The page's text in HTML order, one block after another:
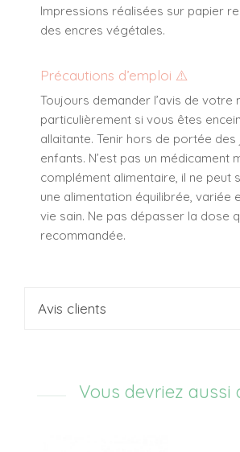
Impressions réalisées sur papier
des encres végétales.
Précautions d’emploi ⚠️
Toujours demander l’avis de votre
particulièrement si vous êtes
allaitante. Tenir hors de portée des
enfants. N’est pas un médicament
complément alimentaire, il ne peut
une alimentation équilibrée, variée
vie sain. Ne pas dépasser la dose
recommandée.
Avis clients
Vous devriez aussi